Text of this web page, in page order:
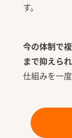
す。
今の体制で
まで抑えら
仕組みを一